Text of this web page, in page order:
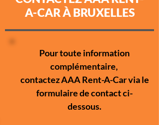
A-CAR À BRUXELLES
Pour toute information
complémentaire,
contactez AAA Rent-A-Car via le
formulaire de contact ci-
dessous.